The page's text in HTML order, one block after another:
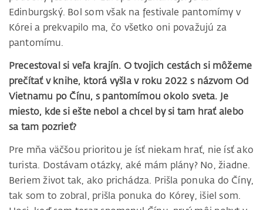
Edinburgský. Bol som však na festivale pantomímy v
Kórei a prekvapilo ma, čo všetko oni považujú za
pantomímu.
Precestoval si veľa krajín. O tvojich cestách si môžeme
prečítať v knihe, ktorá vyšla v roku 2022 s názvom Od
Vietnamu po Čínu, s pantomímou okolo sveta. Je
miesto, kde si ešte nebol a chcel by si tam hrať alebo
sa tam pozrieť?
Pre mňa väčšou prioritou je ísť niekam hrať, nie ísť ako
turista. Dostávam otázky, aké mám plány? No, žiadne.
Beriem život tak, ako prichádza. Prišla ponuka do Číny,
tak som to zobral, prišla ponuka do Kórey, išiel som.